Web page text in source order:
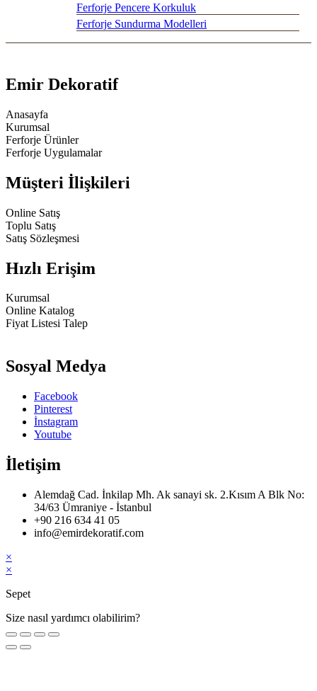
Ferforje Pencere Korkuluk
Ferforje Sundurma Modelleri
Emir Dekoratif
Anasayfa
Kurumsal
Ferforje Ürünler
Ferforje Uygulamalar
Müşteri İlişkileri
Online Satış
Toplu Satış
Satış Sözleşmesi
Hızlı Erişim
Kurumsal
Online Katalog
Fiyat Listesi Talep
Sosyal Medya
Facebook
Pinterest
İnstagram
Youtube
İletişim
Alemdağ Cad. İnkilap Mh. Ak sanayi sk. 2.Kısım A Blk No:
34/63 Ümraniye - İstanbul
+90 216 634 41 05
info@emirdekoratif.com
×
×
Sepet
Size nasıl yardımcı olabilirim?